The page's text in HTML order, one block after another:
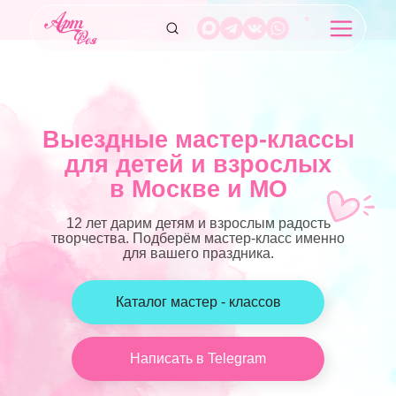
*
Написать в Telegram
Каталог мастер - классов
12 лет дарим детям и взрослым радость
творчества. Подберём мастер-класс именно
для вашего праздника.
Выездные мастер-классы
для детей и взрослых
в Москве и МО
Дарим идеи
для вашего праздника!
Укажите телефон, и мы подберем мастер-
класс специально для вас!
Я подтверждаюСогласие на обработку
Подберём идеи
для вашего праздника!
Оставьте телефон — предложим варианты
мастер-классов под ваш формат
Я подтверждаюСогласие на обработку